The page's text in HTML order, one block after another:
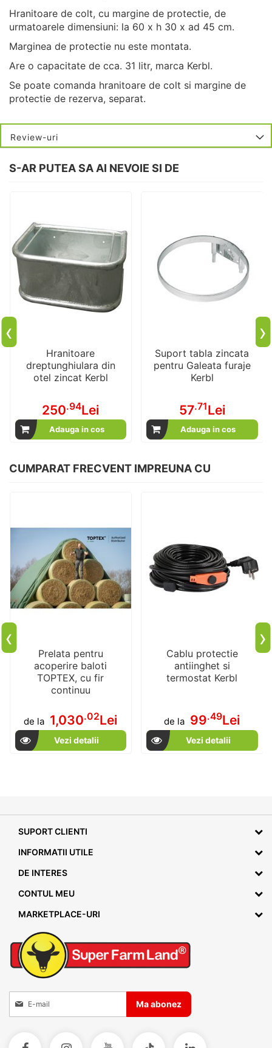
Hranitoare de colt, cu margine de protectie, de
urmatoarele dimensiuni: la 60 x h 30 x ad 45 cm.
Marginea de protectie nu este montata.
Are o capacitate de cca. 31 litr, marca Kerbl.
Se poate comanda hranitoare de colt si margine de
protectie de rezerva, separat.
Review-uri
S-AR PUTEA SA AI NEVOIE SI DE
Hranitoare
dreptunghiulara din
otel zincat Kerbl
250.94Lei
Adauga in cos
Suport tabla zincata
pentru Galeata furaje
Kerbl
57.71Lei
Adauga in cos
‹ ›
CUMPARAT FRECVENT IMPREUNA CU
Prelata pentru
acoperire baloti
TOPTEX, cu fir
continuu
de la 1,030.02Lei
Vezi detalii
Cablu protectie
antiinghet si
termostat Kerbl
de la 99.49Lei
Vezi detalii
‹ ›
SUPORT CLIENTI
INFORMATII UTILE
DE INTERES
CONTUL MEU
MARKETPLACE-URI
Inscrieti-va la Buletinele noastre informative
Ma abonez